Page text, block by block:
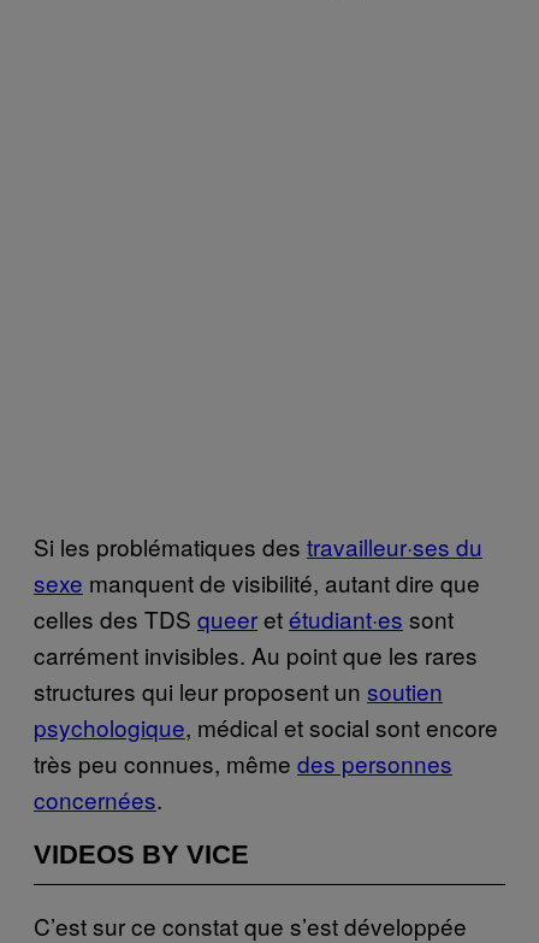
Si les problématiques des travailleur·ses du
sexe manquent de visibilité, autant dire que
celles des TDS queeretétudiant·es sont
carrément invisibles. Au point que les rares
structures qui leur proposent un soutien
psychologique, médical et social sont encore
très peu connues, même des personnes
concernées.
VIDEOS BY VICE
C’est sur ce constat que s’est développée